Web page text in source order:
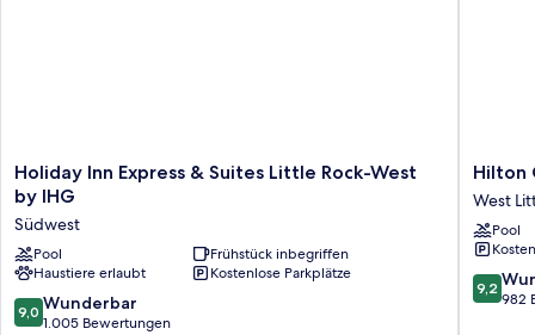
Holiday
Inn
Express
&
Suites
Little
Rock-
West
Holiday Inn Express & Suites Little Rock-West
by IHG
Südwest
Pool
Frühstück inbegriffen
Haustiere erlaubt
Kostenlose Parkplätze
9.0
von
9,0 Wunderbar
1.005 Bewertungen
Hilton
Garden
Inn
West
Little
Rock
West
Hilton
West
Pool
9.2
von
9,2
982